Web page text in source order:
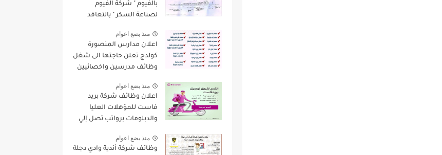
بالفيوم " شركة الفيوم
لصناعة السكر " بالتعاقد
منذ بضع اعوام
اعلان مدارس المنصورة
كولدج تعلن حاجتها الى شغل
وظائف مدرسين واخصائيين
التخصصات للعام الدراسى
الجديد 2022 / 2023
منذ بضع اعوام
اعلان وظائف شركة بريد
فاست للمؤهلات العليا
والدبلومات برواتب تصل إلي
منذ بضع اعوام
وظائف شركة أندية وادي دجلة